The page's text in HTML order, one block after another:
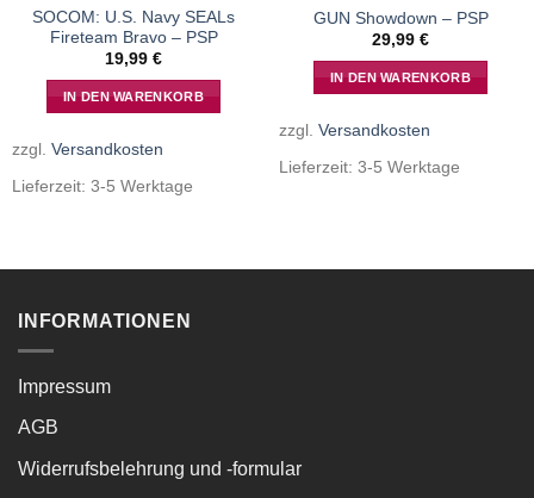
SOCOM: U.S. Navy SEALs
Fireteam Bravo – PSP
19,99 €
IN DEN WARENKORB
zzgl. Versandkosten
Lieferzeit: 3-5 Werktage
GUN Showdown – PSP
29,99 €
IN DEN WARENKORB
zzgl. Versandkosten
Lieferzeit: 3-5 Werktage
INFORMATIONEN
Impressum
AGB
Widerrufsbelehrung und -formular